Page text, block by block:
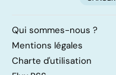
Qui sommes-nous ?
Mentions légales
Charte d'utilisation